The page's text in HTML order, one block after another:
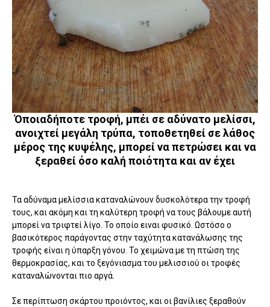
Όποιαδήποτε τροφή, μπέι σε αδύνατο μελίσσι,
ανοιχτεί μεγάλη τρύπα, τοποθετηθεί σε λάθος
μέρος της κυψέλης, μπορεί να πετρώσει και να
ξεραθεί όσο καλή ποιότητα και αν έχει
Τα αδύναμα μελίσσια καταναλώνουν δυσκολότερα την τροφή
τους, και ακόμη και τη καλύτερη τροφή να τους βάλουμε αυτή
μπορεί να τριφτεί λίγο. Το οποίο ειναι φυσικό. Ωστόσο ο
βασικότερος παράγοντας στην ταχύτητα κατανάλωσης της
τροφής είναι η ύπαρξη γόνου. Το χειμώνα με τη πτώση της
θερμοκρασίας, και το ξεγόνιασμα του μελισσιού οι τροφές
καταναλώνονται πιο αργά.
Σε περίπτωση σκάρτου προιόντος, και οι βανίλιες ξεραθούν